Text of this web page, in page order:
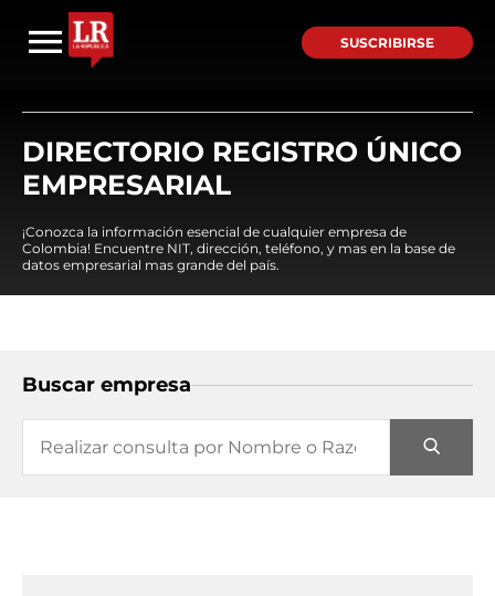
SUSCRIBIRSE
DIRECTORIO REGISTRO ÚNICO
EMPRESARIAL
¡Conozca la información esencial de cualquier empresa de
Colombia! Encuentre NIT, dirección, teléfono, y mas en la base de
datos empresarial mas grande del país.
Buscar empresa